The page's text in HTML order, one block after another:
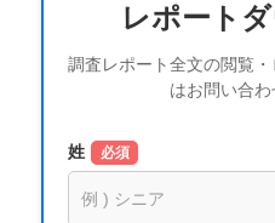
レポート
調査レポート全文の閲覧
はお問い合わ
姓 必須